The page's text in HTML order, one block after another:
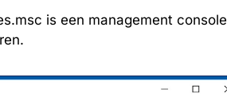
is een management console